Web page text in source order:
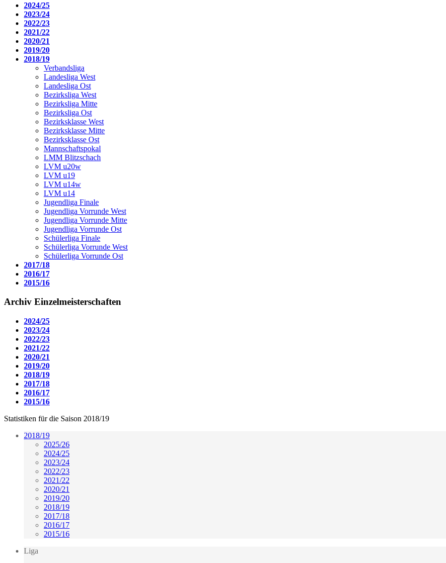
2024/25
2023/24
2022/23
2021/22
2020/21
2019/20
2018/19
Verbandsliga
Landesliga West
Landesliga Ost
Bezirksliga West
Bezirksliga Mitte
Bezirksliga Ost
Bezirksklasse West
Bezirksklasse Mitte
Bezirksklasse Ost
Mannschaftspokal
LMM Blitzschach
LVM u20w
LVM u19
LVM u14w
LVM u14
Jugendliga Finale
Jugendliga Vorrunde West
Jugendliga Vorrunde Mitte
Jugendliga Vorrunde Ost
Schülerliga Finale
Schülerliga Vorrunde West
Schülerliga Vorrunde Ost
2017/18
2016/17
2015/16
Archiv Einzelmeisterschaften
2024/25
2023/24
2022/23
2021/22
2020/21
2019/20
2018/19
2017/18
2016/17
2015/16
Statistiken für die Saison 2018/19
2018/19
2025/26
2024/25
2023/24
2022/23
2021/22
2020/21
2019/20
2018/19
2017/18
2016/17
2015/16
Liga